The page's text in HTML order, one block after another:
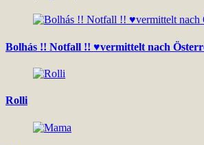
Bolhás !! Notfall !! ♥vermittelt nach
Rolli